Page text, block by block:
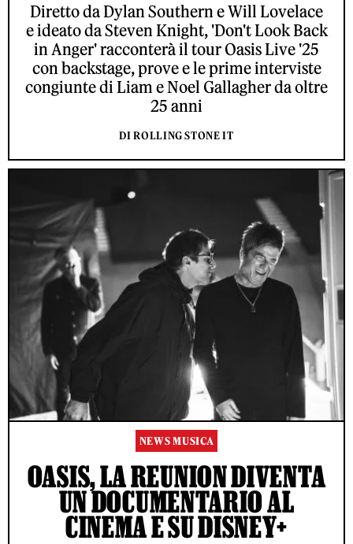
Diretto da Dylan Southern e Will Lovelace
e ideato da Steven Knight, 'Don't Look Back
in Anger' racconterà il tour Oasis Live '25
con backstage, prove e le prime interviste
congiunte di Liam e Noel Gallagher da oltre
25 anni
DI ROLLING STONE IT
NEWS MUSICA
OASIS, LA REUNION DIVENTA
UN DOCUMENTARIO AL
CINEMA E SU DISNEY+